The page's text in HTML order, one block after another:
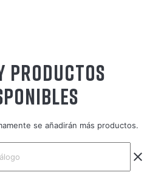
PRODUCTOS
se añadirán más productos.
clear